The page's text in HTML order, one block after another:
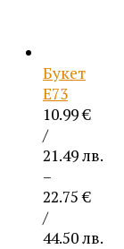
Букет
Е73
10.99€
/
21.49 лв.
–
22.75€
/
44.50 лв.